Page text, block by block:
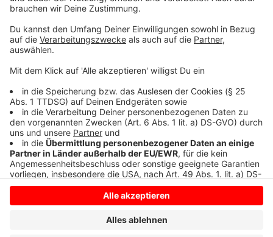
Mehr Informationen
Akzeptieren
powered by
Usercentrics Consent
Management Platform
aufstrebenden Künstlerin Lizzo - hier bei uns zu hören.
Anzeige